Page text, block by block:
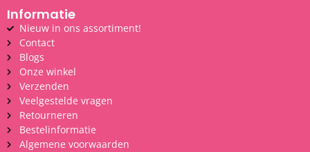
Informatie
Nieuw in ons assortiment!
Contact
Blogs
Onze winkel
Verzenden
Veelgestelde vragen
Retourneren
Bestelinformatie
Algemene voorwaarden